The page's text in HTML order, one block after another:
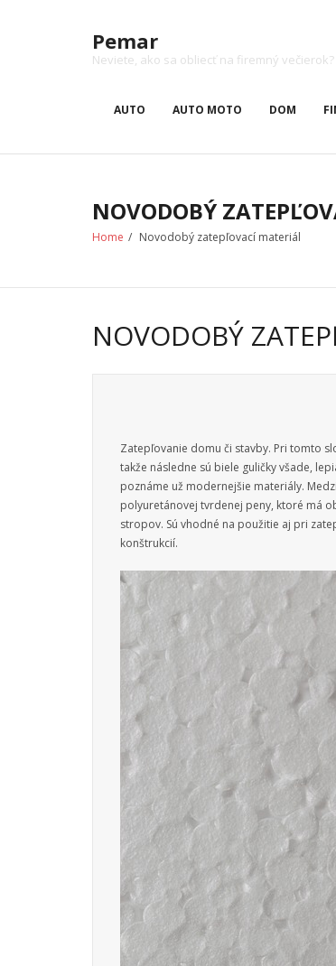
Pemar
Neviete, ako sa obliecť na firemný
AUTO AUTO MOTO DOM
NOVODOBÝ
Home / Novodobý zatepľovací materiál
NOVODOBÝ
Zatepľovanie domu či stavby. Pri tomto
takže následne sú biele guličky všade,
poznáme už modernejšie materiály.
polyuretánovej tvrdenej peny, ktoré má
stropov. Sú vhodné na použitie aj pri
konštrukcií.